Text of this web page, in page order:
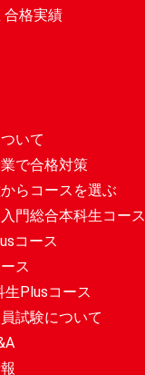
合格実績
いて
で合格対策
らコースを選ぶ
門総合本科生コース
コース
ス
生Plusコース
試験について